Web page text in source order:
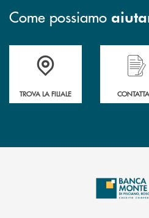
Come possiamo
Accedi all' elenco completo&nbsp;
TROVA LA FILIALE
Hai